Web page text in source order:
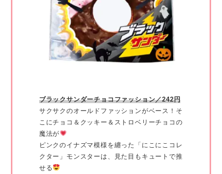
ブラックサンダーチョコファッション／242円
サクサクのオールドファッションがベース！そ
こにチョコ＆クッキー＆ストロベリーチョコの
魔法が
ピンクのイナズマ模様を纏った「にこにこコレ
クター」モンスターは、見た目もキュートで推
せる